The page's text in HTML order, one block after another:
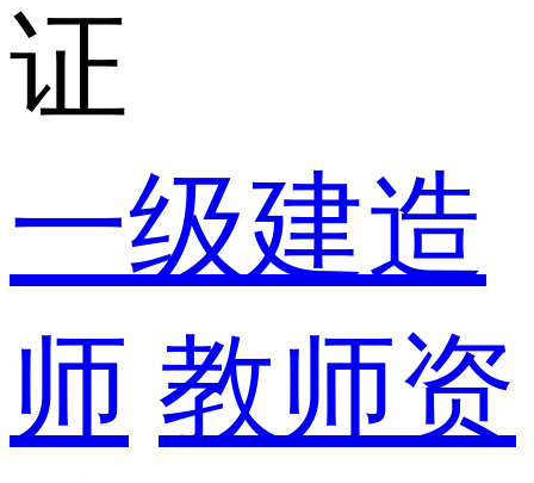
证
一级建造
师 教师资